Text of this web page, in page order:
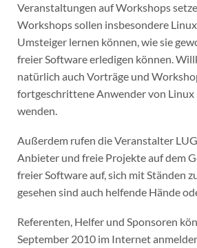
Veranstaltungen auf Workshops
Workshops sollen insbesondere
Umsteiger lernen können, wie sie
freier Software erledigen können.
natürlich auch Vorträge und
fortgeschrittene Anwender von Linux
wenden.
Außerdem rufen die Veranstalter
Anbieter und freie Projekte auf dem
freier Software auf, sich mit Ständen
gesehen sind auch helfende Hände
Referenten, Helfer und Sponsoren
September 2010 im Internet